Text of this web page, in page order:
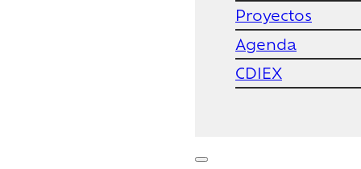
Proyectos
Agenda
CDIEX